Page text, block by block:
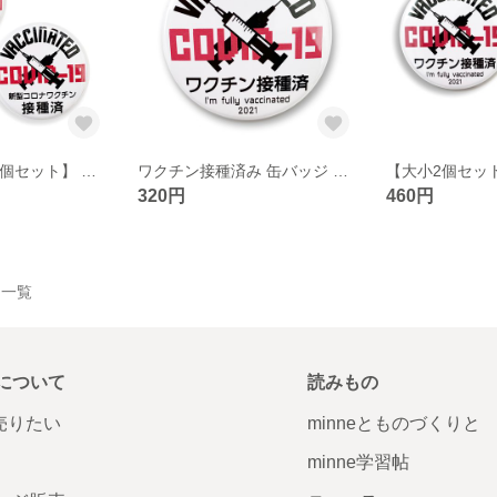
320円 460円
覧
ついて
りたい
読みもの
minneとものづくりと
minne学習帖